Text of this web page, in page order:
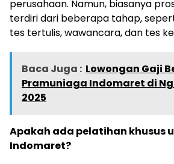
perusahaan. Namun, biasanya
terdiri dari beberapa tahap,
tes tertulis, wawancara, dan tes
Baca Juga : Lowongan Gaji
Pramuniaga Indomaret di
2025
Apakah ada pelatihan khusus
Indomaret?